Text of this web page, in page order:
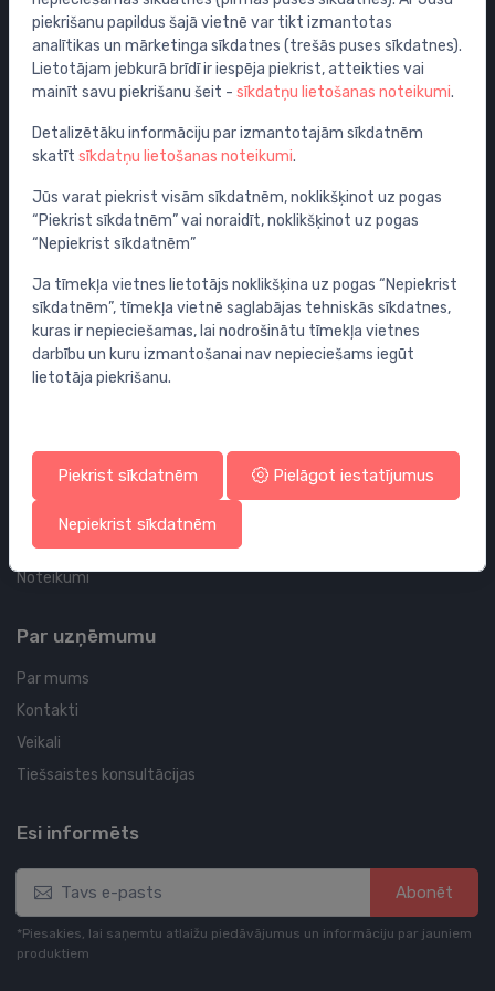
Izlietnes
Tualetes podi
Vannas
Dušas
Vannas istabas piederumi
Mēbeles
Rāmji un skalošanas sistēmas
Sifoni
Noteces grīdai un vannas istabai
Cauruļvadi un Veidgabali
Profila un piegādes informācija
Tavi pasūtījumi
Tavas adreses
Sīkdatņu politika
Privātuma politika
Noteikumi
Par uzņēmumu
Par mums
Kontakti
Veikali
Tiešsaistes konsultācijas
Esi informēts
Abonēt
*Piesakies, lai saņemtu atlaižu piedāvājumus un informāciju par jauniem
produktiem
piekrišanu papildus šajā vietnē var tikt izmantotas
analītikas un mārketinga sīkdatnes (trešās puses sīkdatnes).
Lietotājam jebkurā brīdī ir iespēja piekrist, atteikties vai
mainīt savu piekrišanu šeit - sīkdatņu lietošanas noteikumi.
Detalizētāku informāciju par izmantotajām sīkdatnēm
skatīt sīkdatņu lietošanas noteikumi.
Jūs varat piekrist visām sīkdatnēm, noklikšķinot uz pogas
“Piekrist sīkdatnēm” vai noraidīt, noklikšķinot uz pogas
“Nepiekrist sīkdatnēm”
Ja tīmekļa vietnes lietotājs noklikšķina uz pogas “Nepiekrist
sīkdatnēm”, tīmekļa vietnē saglabājas tehniskās sīkdatnes,
kuras ir nepieciešamas, lai nodrošinātu tīmekļa vietnes
darbību un kuru izmantošanai nav nepieciešams iegūt
lietotāja piekrišanu.
Piekrist sīkdatnēm Pielāgot iestatījumus
Nepiekrist sīkdatnēm